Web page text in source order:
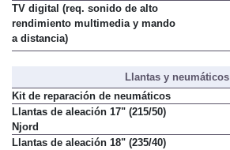
TV digital (req. sonido de alto
rendimiento multimedia y mando
a distancia)
Llantas y neumáticos
Kit de reparación de neumáticos
Llantas de aleación 17" (215/50)
Njord
Llantas de aleación 18" (235/40)